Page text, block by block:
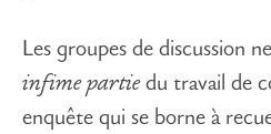
Les groupes de discussion
infime partiedu travail de
enquête qui se borne à